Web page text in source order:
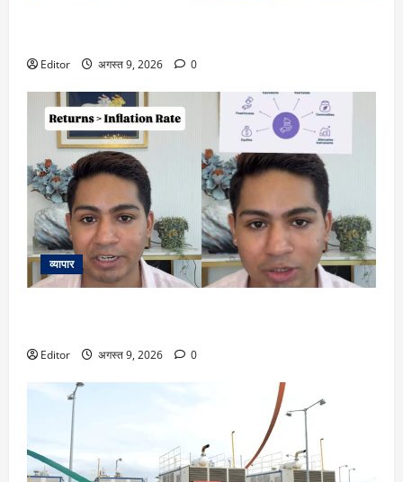
Editor अगस्त 9, 2026 0
व्यापार
Editor अगस्त 9, 2026 0